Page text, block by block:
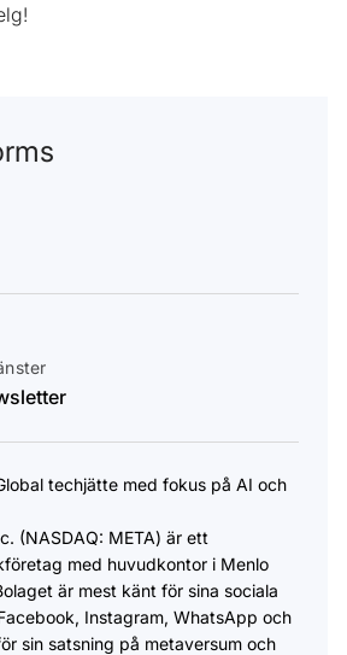
techjätte med fokus på AI och
(NASDAQ: META) är ett
med huvudkontor i Menlo
är mest känt för sina sociala
Instagram, WhatsApp och
sin satsning på metaversum och